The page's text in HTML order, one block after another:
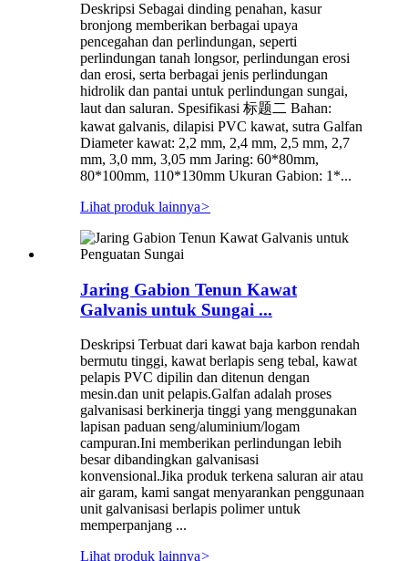
Deskripsi Sebagai dinding penahan, kasur
bronjong memberikan berbagai upaya
pencegahan dan perlindungan, seperti
perlindungan tanah longsor, perlindungan erosi
dan erosi, serta berbagai jenis perlindungan
hidrolik dan pantai untuk perlindungan sungai,
laut dan saluran. Spesifikasi 标题二 Bahan:
kawat galvanis, dilapisi PVC kawat, sutra Galfan
Diameter kawat: 2,2 mm, 2,4 mm, 2,5 mm, 2,7
mm, 3,0 mm, 3,05 mm Jaring: 60*80mm,
80*100mm, 110*130mm Ukuran Gabion: 1*...
Lihat produk lainnya>
Jaring Gabion Tenun Kawat
Galvanis untuk Sungai ...
Deskripsi Terbuat dari kawat baja karbon rendah
bermutu tinggi, kawat berlapis seng tebal, kawat
pelapis PVC dipilin dan ditenun dengan
mesin.dan unit pelapis.Galfan adalah proses
galvanisasi berkinerja tinggi yang menggunakan
lapisan paduan seng/aluminium/logam
campuran.Ini memberikan perlindungan lebih
besar dibandingkan galvanisasi
konvensional.Jika produk terkena saluran air atau
air garam, kami sangat menyarankan penggunaan
unit galvanisasi berlapis polimer untuk
memperpanjang ...
Lihat produk lainnya>